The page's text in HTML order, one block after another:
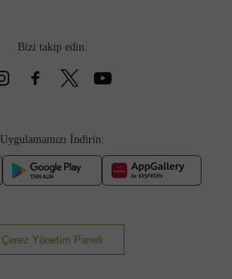
Bizi takip edin:
Uygulamamızı İndirin:
Çerez Yönetim Paneli